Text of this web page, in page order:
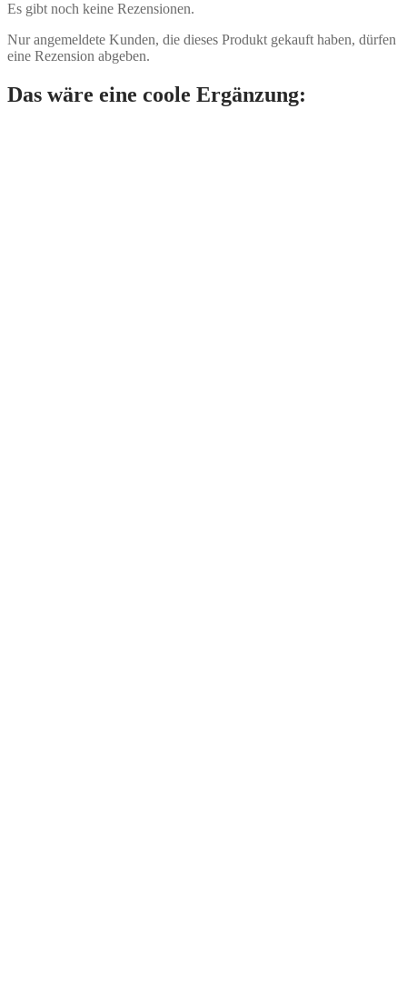
Es gibt noch keine Rezensionen.
Nur angemeldete Kunden, die dieses Produkt gekauft haben, dürfen
eine Rezension abgeben.
Das wäre eine coole Ergänzung: